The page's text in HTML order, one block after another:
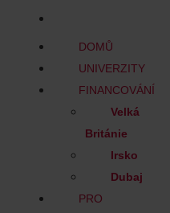
DOMŮ
UNIVERZITY
FINANCOVÁNÍ
Velká
Británie
Irsko
Dubaj
PRO